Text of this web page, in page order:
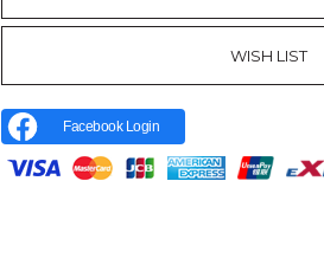
WISH LIST
Facebook Login